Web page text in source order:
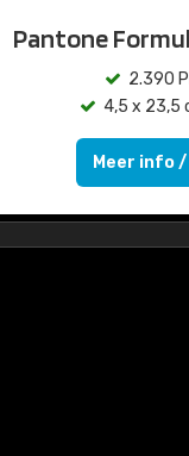
Pantone
2.390
4,5 x 23,5
Meer info